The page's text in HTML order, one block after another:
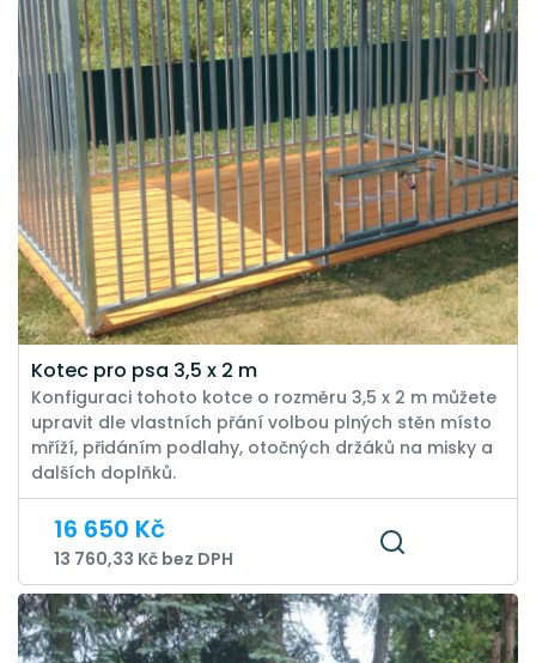
Kotec pro psa 3,5 x 2 m
Konfiguraci tohoto kotce o rozměru 3,5 x 2 m můžete
upravit dle vlastních přání volbou plných stěn místo
mříží, přidáním podlahy, otočných držáků na misky a
dalších doplňků.
16 650 Kč
13 760,33 Kč bez DPH